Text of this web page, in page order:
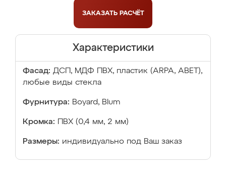
ЗАКАЗАТЬ РАСЧЁТ
Характеристики
Фасад: ДСП, МДФ ПВХ, пластик (ARPA, ABET),
любые виды стекла
Фурнитура: Boyard, Blum
Кромка: ПВХ (0,4 мм, 2 мм)
Размеры: индивидуально под Ваш заказ